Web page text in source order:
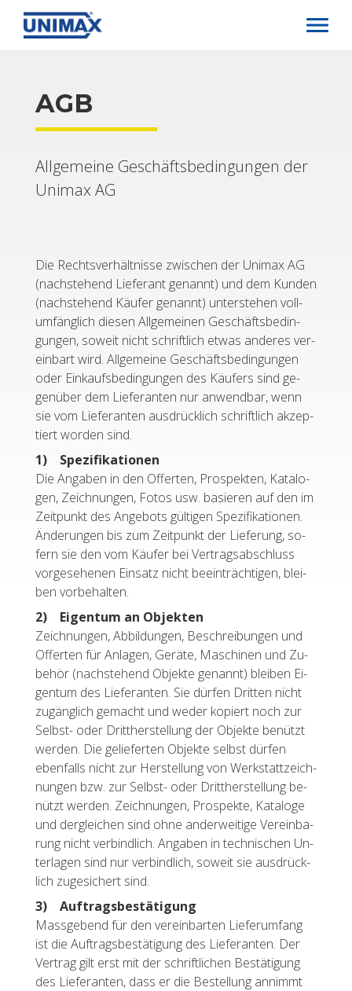
Start­sei­te
AGB
All­ge­mei­ne Ge­schäfts­be­din­gun­gen der
Uni­max AG
Die Rechts­ver­hält­nis­se zwi­schen der Uni­max AG
(nach­ste­hend Lie­fe­rant ge­nannt) und dem Kun­den
(nach­ste­hend Käu­fer ge­nannt) un­ter­ste­hen voll­
um­fäng­lich die­sen All­ge­mei­nen Ge­schäfts­be­din­
gun­gen, so­weit nicht schrift­lich etwas an­de­res ver­
ein­bart wird. All­ge­mei­ne Ge­schäfts­be­din­gun­gen
oder Ein­kaufs­be­din­gun­gen des Käu­fers sind ge­
gen­über dem Lie­fe­ran­ten nur an­wend­bar, wenn
sie vom Lie­fe­ran­ten aus­drück­lich schrift­lich ak­zep­
tiert wor­den sind.
1) Spe­zi­fi­ka­tio­nen
Die An­ga­ben in den Of­fer­ten, Pro­spek­ten, Ka­ta­lo­
gen, Zeich­nun­gen, Fotos usw. ba­sie­ren auf den im
Zeit­punkt des An­ge­bots gül­ti­gen Spe­zi­fi­ka­tio­nen.
Än­de­run­gen bis zum Zeit­punkt der Lie­fe­rung, so­
fern sie den vom Käu­fer bei Ver­trags­ab­schluss
vor­ge­se­he­nen Ein­satz nicht be­ein­träch­ti­gen, blei­
ben vor­be­hal­ten.
2) Ei­gen­tum an Ob­jek­ten
Zeich­nun­gen, Ab­bil­dun­gen, Be­schrei­bun­gen und
Of­fer­ten für An­la­gen, Ge­rä­te, Ma­schi­nen und Zu­
be­hör (nach­ste­hend Ob­jek­te ge­nannt) blei­ben Ei­
gen­tum des Lie­fe­ran­ten. Sie dür­fen Drit­ten nicht
zu­gäng­lich ge­macht und weder ko­piert noch zur
Selbst- oder Dritt­her­stel­lung der Ob­jek­te be­nützt
wer­den. Die ge­lie­fer­ten Ob­jek­te selbst dür­fen
eben­falls nicht zur Her­stel­lung von Werk­statt­zeich­
nun­gen bzw. zur Selbst- oder Dritt­her­stel­lung be­
nützt wer­den. Zeich­nun­gen, Pro­spek­te, Ka­ta­lo­ge
und der­glei­chen sind ohne an­der­wei­ti­ge Ver­ein­ba­
rung nicht ver­bind­lich. An­ga­ben in tech­ni­schen Un­
ter­la­gen sind nur ver­bind­lich, so­weit sie aus­drück­
lich zu­ge­si­chert sind.
3) Auf­trags­be­stä­ti­gung
Mass­ge­bend für den ver­ein­bar­ten Lie­fer­um­fang
ist die Auf­trags­be­stä­ti­gung des Lie­fe­ran­ten. Der
Ver­trag gilt erst mit der schrift­li­chen Be­stä­ti­gung
des Lie­fe­ran­ten, dass er die Be­stel­lung an­nimmt